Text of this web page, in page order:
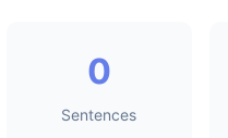
0
Sentences